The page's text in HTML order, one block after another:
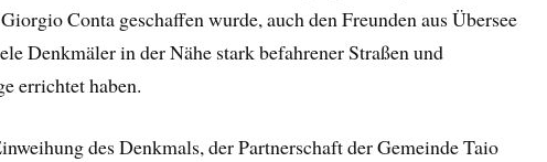
Conta geschaffen wurde, auch den Freunden aus Übersee
Denkmäler in der Nähe stark befahrener Straßen und
errichtet haben.
des Denkmals, der Partnerschaft der Gemeinde Taio